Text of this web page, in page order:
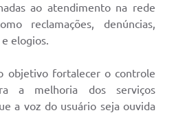
ao atendimento na rede
reclamações, denúncias,
elogios.
objetivo fortalecer o controle
a melhoria dos serviços
a voz do usuário seja ouvida